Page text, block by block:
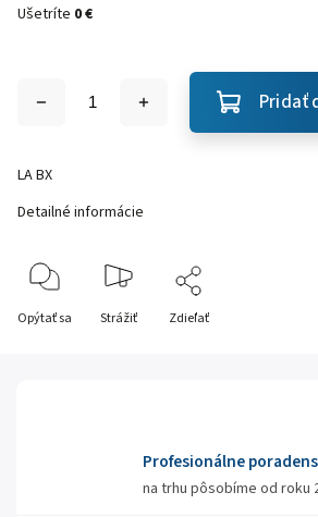
Ušetríte 0 €
Pridať
LA BX
Detailné informácie
Opýtať sa Strážiť Zdieľať
Profesionálne
na trhu pôsobíme od roku